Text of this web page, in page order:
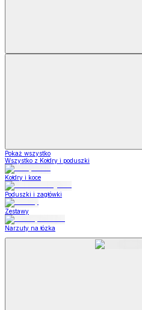
Pokaż wszystko
Wszystko z Kołdry i poduszki
Kołdry i koce
Poduszki i zagłówki
Zestawy
Narzuty na łózka